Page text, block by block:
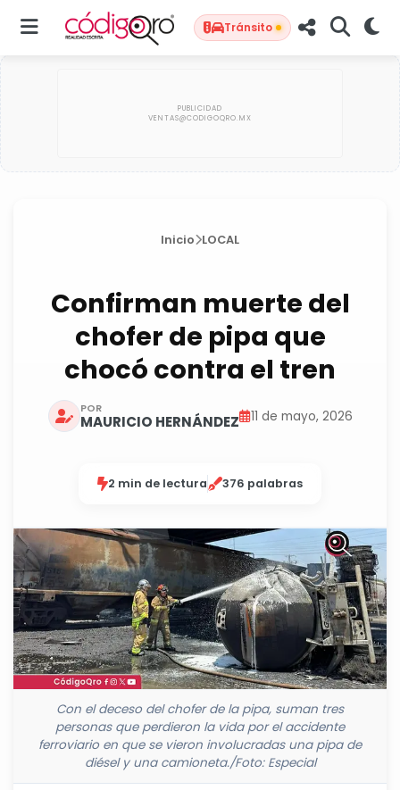
Tránsito
Inicio LOCAL
Confirman muerte del
chofer de pipa que
chocó contra el tren
POR
MAURICIO HERNÁNDEZ 11 de mayo, 2026
2 min de lectura 376 palabras
Con el deceso del chofer de la pipa, suman tres
personas que perdieron la vida por el accidente
ferroviario en que se vieron involucradas una pipa de
diésel y una camioneta./Foto: Especial